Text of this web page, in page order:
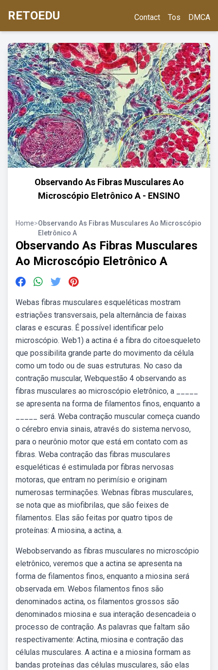
RETOEDU Contact Tos DMCA
Observando As Fibras Musculares Ao
Microscópio Eletrônico A - ENSINO
Home>Observando As Fibras Musculares Ao Microscópio
Eletrônico A
Observando As Fibras Musculares
Ao Microscópio Eletrônico A
Webas fibras musculares esqueléticas mostram
estriações transversais, pela alternância de faixas
claras e escuras. É possível identificar pelo
microscópio. Web1) a actina é a fibra do citoesqueleto
que possibilita grande parte do movimento da célula
como um todo ou de suas estruturas. No caso da
contração muscular, Webquestão 4 observando as
fibras musculares ao microscópio eletrônico, a _____
se apresenta na forma de filamentos finos, enquanto a
_____ será. Weba contração muscular começa cuando
o cérebro envia sinais, através do sistema nervoso,
para o neurônio motor que está em contato com as
fibras. Weba contração das fibras musculares
esqueléticas é estimulada por fibras nervosas
motoras, que entram no perimísio e originam
numerosas terminações. Webnas fibras musculares,
se nota que as miofibrilas, que são feixes de
filamentos. Elas são feitas por quatro tipos de
proteínas: A miosina, a actina, a.
Webobservando as fibras musculares no microscópio
eletrônico, veremos que a actina se apresenta na
forma de filamentos finos, enquanto a miosina será
observada em. Webos filamentos finos são
denominados actina, os filamentos grossos são
denominados miosina e sua interação desencadeia o
processo de contração. As palavras que faltam são
respectivamente: Actina, miosina e contração das
células musculares. A actina e a miosina formam as
bandas proteínas das células musculares, são elas